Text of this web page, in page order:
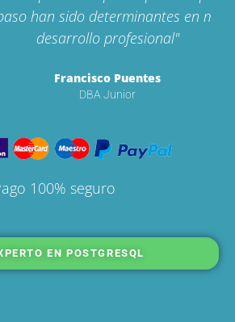
sido determinantes en mi
profesional"​
Francisco Puentes
DBA Junior
100% seguro
EN POSTGRESQL